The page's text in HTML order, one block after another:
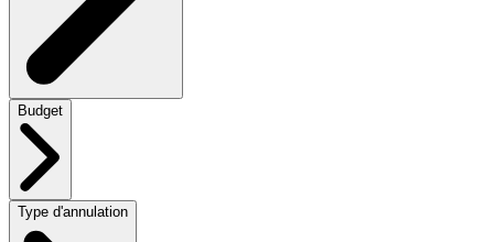
Budget
Type d'annulation